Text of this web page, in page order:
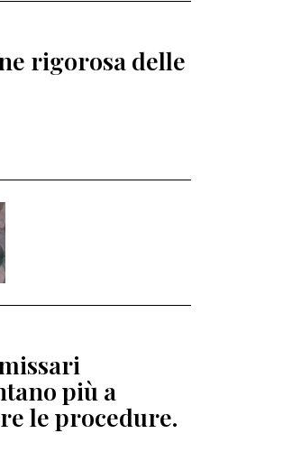
rigorosa delle
più a
le procedure.